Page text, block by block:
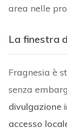
area nelle
La finestra
Fragnesia è
senza
divulgazione
accesso